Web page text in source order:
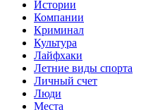
Истории
Компании
Криминал
Культура
Лайфхаки
Летние виды спорта
Личный счет
Люди
Места